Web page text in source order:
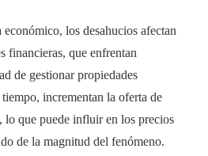
los desahucios afectan
financieras, que enfrentan
de gestionar propiedades
incrementan la oferta de
lo que puede influir en los precios
de la magnitud del fenómeno.